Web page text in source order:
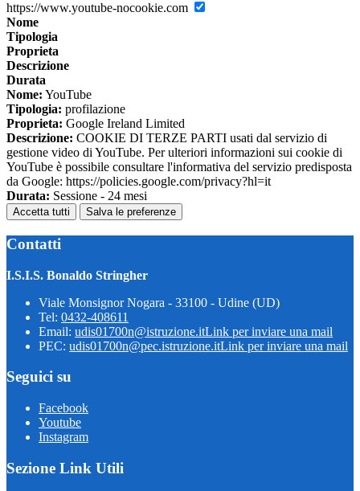
https://www.youtube-nocookie.com
Nome
Tipologia
Proprieta
Descrizione
Durata
Nome: YouTube
Tipologia: profilazione
Proprieta: Google Ireland Limited
Descrizione: COOKIE DI TERZE PARTI usati dal servizio di
gestione video di YouTube. Per ulteriori informazioni sui cookie di
YouTube è possibile consultare l'informativa del servizio predisposta
da Google: https://policies.google.com/privacy?hl=it
Durata: Sessione - 24 mesi
Accetta tutti Salva le preferenze
Contatti
I.S.I.S. Bonaldo Stringher
Viale Monsignor Nogara - 33100 - Udine (UD)
Tel: 0432-408611
Email: udis01700n@istruzione.itLink per inviare una mail
PEC: udis01700n@pec.istruzione.itLink per inviare una mail
Seguici su
Facebook
Youtube
Instagram
Sezione Link Utili